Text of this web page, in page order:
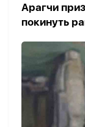
Арагчи
покинуть